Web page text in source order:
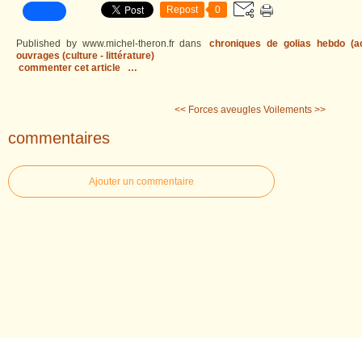
Repost 0
Published by www.michel-theron.fr dans
chroniques de golias hebdo
ouvrages (culture - littérature)
commenter cet article
…
<< Forces aveugles Voilements >>
commentaires
Ajouter un commentaire